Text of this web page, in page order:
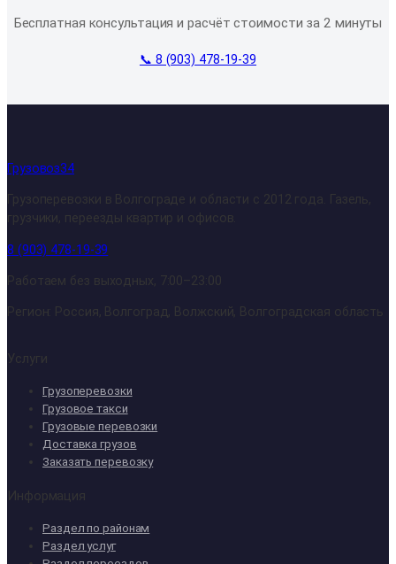
Бесплатная консультация и расчёт стоимости за 2 минуты
📞 8 (903) 478-19-39
Грузовоз34
Грузоперевозки в Волгограде и области с 2012 года. Газель,
грузчики, переезды квартир и офисов.
8 (903) 478-19-39
Работаем без выходных, 7:00–23:00
Регион: Россия, Волгоград, Волжский, Волгоградская область
Услуги
Грузоперевозки
Грузовое такси
Грузовые перевозки
Доставка грузов
Заказать перевозку
Информация
Раздел по районам
Раздел услуг